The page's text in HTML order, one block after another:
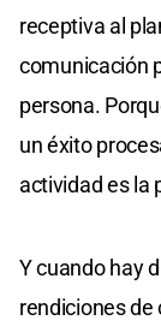
receptiva al
comunicación
persona.
un éxito
actividad es la
Y cuando hay
rendiciones de